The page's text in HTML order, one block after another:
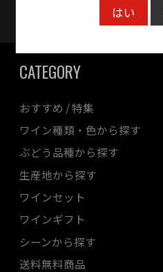
CATEGORY
おすすめ / 特集
ワイン種類・色から探す
ぶどう品種から探す
生産地から探す
ワインセット
ワインギフト
シーンから探す
送料無料商品
はい